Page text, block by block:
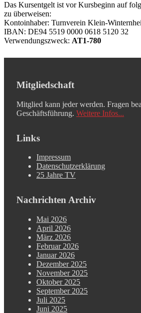
Das Kursentgelt ist vor Kursbeginn auf
zu überweisen:
Kontoinhaber: Turnverein Klein-
IBAN: DE94 5519 0000 0618 5120 32
Verwendungszweck: AT1-780
Mitgliedschaft
Mitglied kann jeder werden. Fragen
Geschäftsführung. Weitere Infos...
Links
Impressum
Datenschutzerklärung
25 Jahre TV
Nachrichten Archiv
Mai 2026
April 2026
März 2026
Februar 2026
Januar 2026
Dezember 2025
November 2025
Oktober 2025
September 2025
Juli 2025
Juni 2025